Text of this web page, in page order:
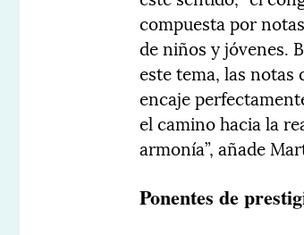
compuesta por
de niños y jóvenes.
este tema, las notas
encaje
el camino hacia la
armonía”, añade
Ponentes de